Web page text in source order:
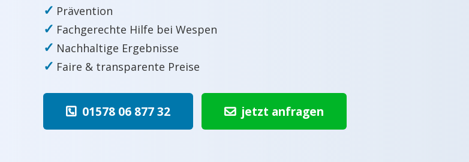
✓ Prävention
✓ Fachgerechte Hilfe bei Wespen
✓ Nachhaltige Ergebnisse
✓ Faire & transparente Preise
01578 06 877 32 jetzt anfragen